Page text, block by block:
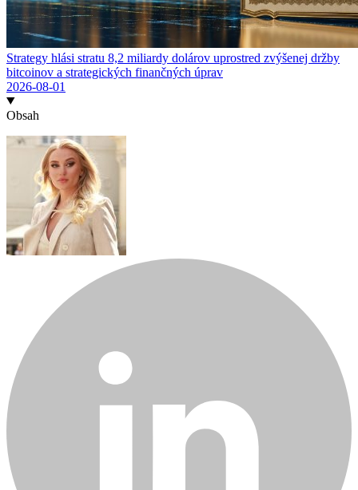
Strategy hlási stratu 8,2 miliardy dolárov uprostred zvýšenej držby
bitcoinov a strategických finančných úprav
2026-08-01
Obsah